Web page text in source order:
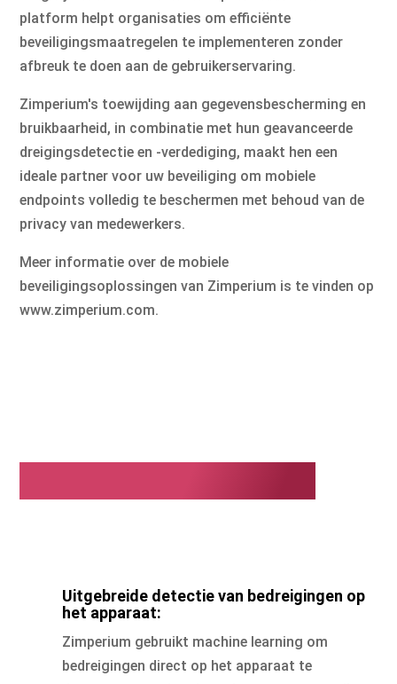
platform helpt organisaties om efficiënte
beveiligingsmaatregelen te implementeren zonder
afbreuk te doen aan de gebruikerservaring.
Zimperium's toewijding aan gegevensbescherming en
bruikbaarheid, in combinatie met hun geavanceerde
dreigingsdetectie en -verdediging, maakt hen een
ideale partner voor uw beveiliging om mobiele
endpoints volledig te beschermen met behoud van de
privacy van medewerkers.
Meer informatie over de mobiele
beveiligingsoplossingen van Zimperium is te vinden op
www.zimperium.com.
Uitgebreide detectie van bedreigingen op
het apparaat:
Zimperium gebruikt machine learning om
bedreigingen direct op het apparaat te